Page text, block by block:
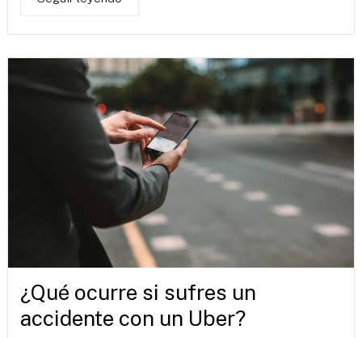
¿Qué ocurre si sufres un
accidente con un Uber?